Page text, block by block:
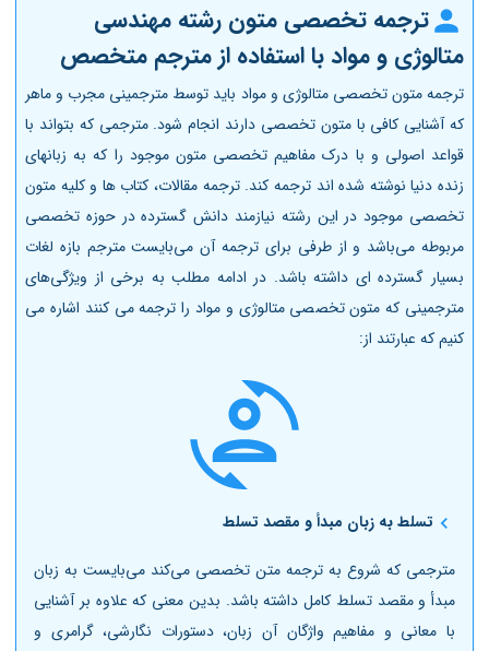
ترجمه تخصصی متون رشته مهندسی
متالوژی و مواد با استفاده از مترجم متخصص
ترجمه متون تخصصی متالوژی و مواد باید توسط مترجمینی مجرب و ماهر
که آشنایی کافی با متون تخصصی دارند انجام شود. مترجمی که بتواند با
قواعد اصولی و با درک مفاهیم تخصصی متون موجود را که به زبانهای
زنده دنیا نوشته شده اند ترجمه کند. ترجمه مقالات، کتاب ها و کلیه متون
تخصصی موجود در این رشته نیازمند دانش گسترده در حوزه تخصصی
مربوطه می‌باشد و از طرفی برای ترجمه آن می‌بایست مترجم بازه لغات
بسیار گسترده ای داشته باشد. در ادامه مطلب به برخی از ویژگی‌های
مترجمینی که متون تخصصی متالوژی و مواد را ترجمه می کنند اشاره می
کنیم که عبارتند از:
تسلط به زبان مبدأ و مقصد تسلط
مترجمی که شروع به ترجمه متن تخصصی می‌کند می‌بایست به زبان
مبدأ و مقصد تسلط کامل داشته باشد. بدین معنی که علاوه بر آشنایی
با معانی و مفاهیم واژگان آن زبان، دستورات نگارشی، گرامری و